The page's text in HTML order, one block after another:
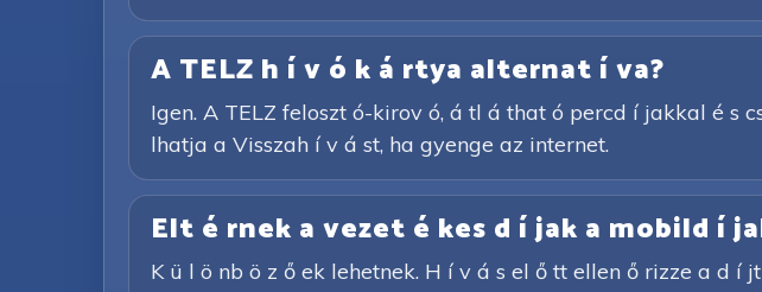
A TELZ h í v ó k á rtya alternat í va?
Igen. A TELZ feloszt ó-kirov ó, á tl á that ó percd í jakkal é s
lhatja a Visszah í v á st, ha gyenge az internet.
Elt é rnek a vezet é kes d í jak a mobild í
K ü l ö nb ö z ő ek lehetnek. H í v á s el ő tt ellen ő rizze a d í